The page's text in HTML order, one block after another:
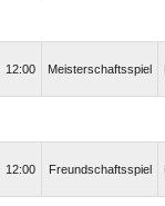
12:00 Meisterschaftsspiel
12:00 Freundschaftsspiel